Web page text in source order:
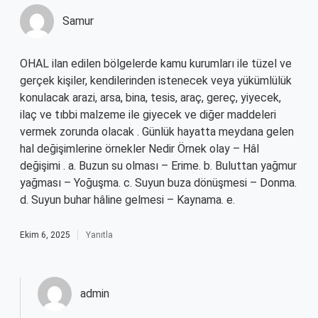
Samur
OHAL ilan edilen bölgelerde kamu kurumları ile tüzel ve
gerçek kişiler, kendilerinden istenecek veya yükümlülük
konulacak arazi, arsa, bina, tesis, araç, gereç, yiyecek,
ilaç ve tıbbi malzeme ile giyecek ve diğer maddeleri
vermek zorunda olacak . Günlük hayatta meydana gelen
hal değişimlerine örnekler Nedir Örnek olay – Hâl
değişimi . a. Buzun su olması – Erime. b. Buluttan yağmur
yağması – Yoğuşma. c. Suyun buza dönüşmesi – Donma.
d. Suyun buhar hâline gelmesi – Kaynama. e.
Ekim 6, 2025 Yanıtla
admin